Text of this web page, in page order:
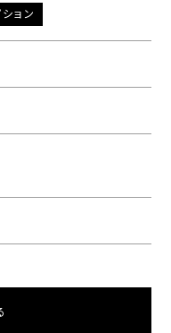
ョン